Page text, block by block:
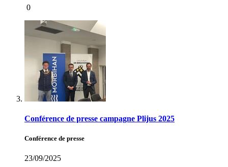
0
Conférence de presse campagne Plijus 2025
Conférence de presse
23/09/2025